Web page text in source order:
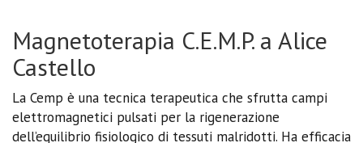
Magnetoterapia C.E.M.P. a Alice
Castello
La Cemp è una tecnica terapeutica che sfrutta campi
elettromagnetici pulsati per la rigenerazione
dell’equilibrio fisiologico di tessuti malridotti. Ha efficacia